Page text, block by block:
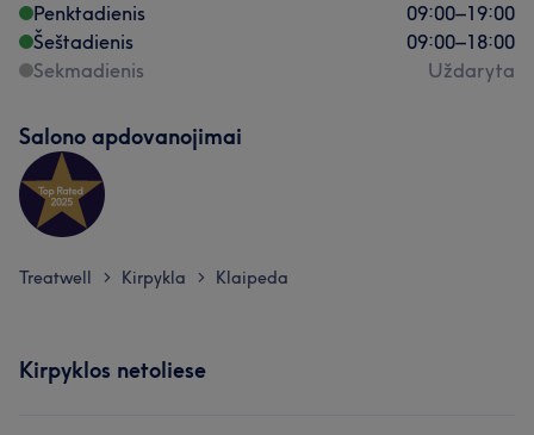
Penktadienis
09:00–19:00
Šeštadienis
09:00–18:00
Sekmadienis
Uždaryta
Salono apdovanojimai
Treatwell > Kirpykla > Klaipeda
Kirpyklos netoliese